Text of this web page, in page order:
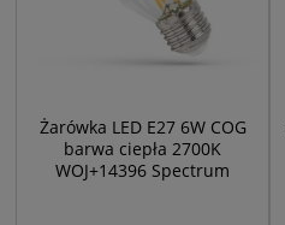
Żarówka LED E27 6W COG
barwa ciepła 2700K
WOJ+14396 Spectrum